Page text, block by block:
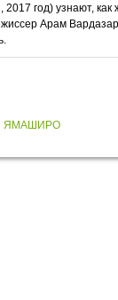
год) узнают, как
Арам
ЯМАШИРО